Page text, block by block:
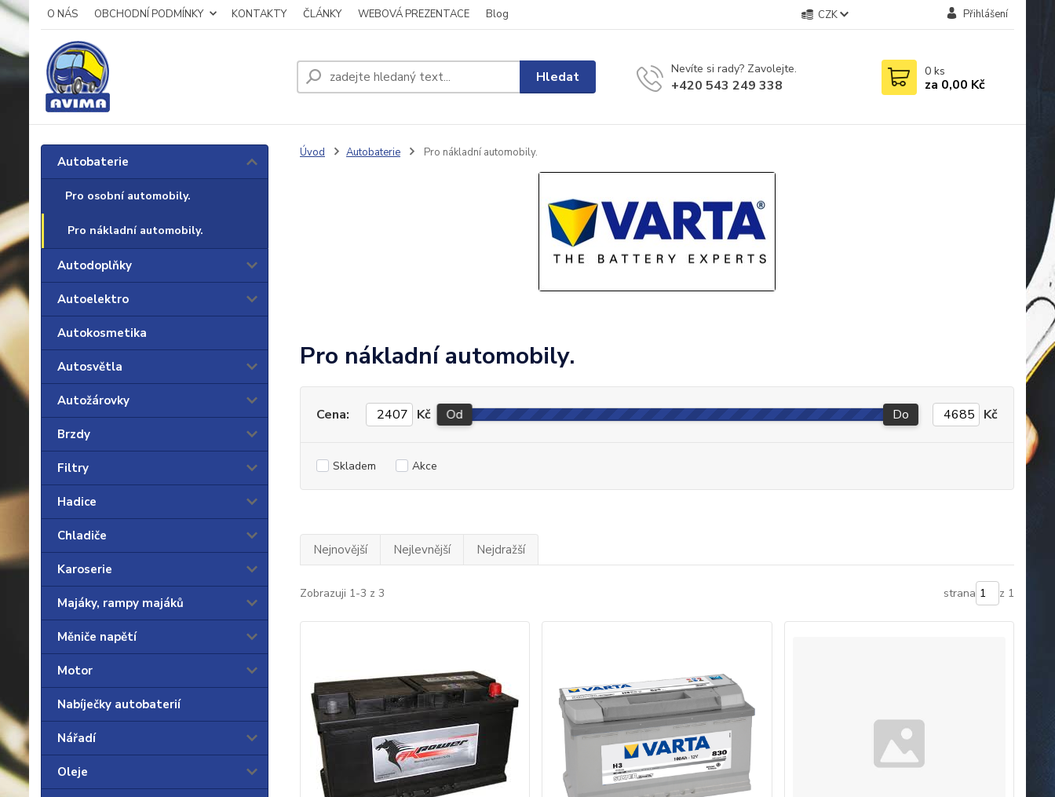
O NÁS OBCHODNÍ PODMÍNKY KONTAKTY ČLÁNKY WEBOVÁ PREZENTACE Blog CZK Přihlášení
Hledat Nevíte si rady? Zavolejte.
+420 543 249 338
0 ks
za 0,00 Kč
Autobaterie
Pro osobní automobily.
Pro nákladní automobily.
Autodoplňky
Autoelektro
Autokosmetika
Autosvětla
Autožárovky
Brzdy
Filtry
Hadice
Chladiče
Karoserie
Majáky, rampy majáků
Měniče napětí
Motor
Nabíječky autobaterií
Nářadí
Oleje
Úvod Autobaterie Pro nákladní automobily.
Pro nákladní automobily.
Cena: Kč Od Do Kč
Skladem Akce
Nejnovější Nejlevnější Nejdražší
Zobrazuji 1-3 z 3 strana z 1